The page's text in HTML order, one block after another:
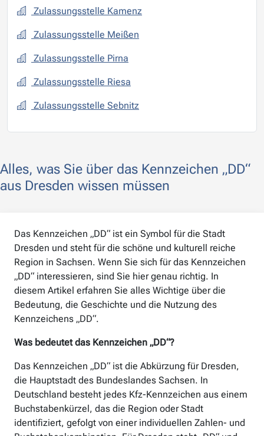
Zulassungsstelle Kamenz
Zulassungsstelle Meißen
Zulassungsstelle Pirna
Zulassungsstelle Riesa
Zulassungsstelle Sebnitz
Alles, was Sie über das Kennzeichen „DD“
aus Dresden wissen müssen
Das Kennzeichen „DD“ ist ein Symbol für die Stadt
Dresden und steht für die schöne und kulturell reiche
Region in Sachsen. Wenn Sie sich für das Kennzeichen
„DD“ interessieren, sind Sie hier genau richtig. In
diesem Artikel erfahren Sie alles Wichtige über die
Bedeutung, die Geschichte und die Nutzung des
Kennzeichens „DD“.
Was bedeutet das Kennzeichen „DD“?
Das Kennzeichen „DD“ ist die Abkürzung für Dresden,
die Hauptstadt des Bundeslandes Sachsen. In
Deutschland besteht jedes Kfz-Kennzeichen aus einem
Buchstabenkürzel, das die Region oder Stadt
identifiziert, gefolgt von einer individuellen Zahlen- und